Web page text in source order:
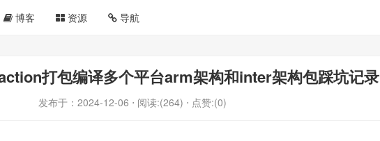
博客 资源 导航
打包编译多个平台arm架构和inter架构包踩坑记录
发布于： 2024-12-06 ⋅ 阅读:(264) ⋅ 点赞:(0)